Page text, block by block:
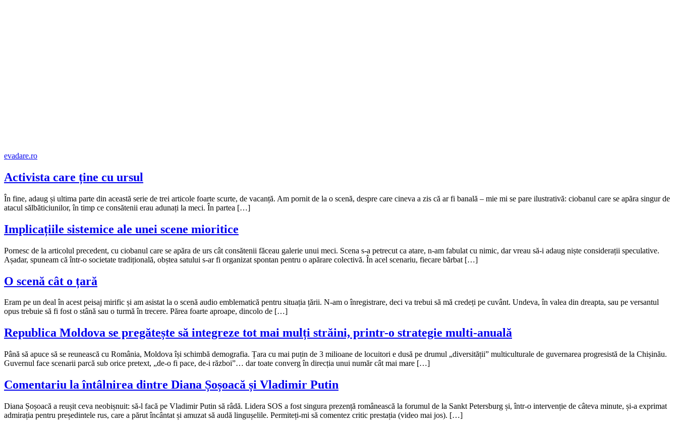
evadare.ro
Activista care ține cu ursul
În fine, adaug și ultima parte din această serie de trei articole foarte scurte, de vacanță. Am pornit de la o scenă, despre care cineva a zis că ar fi banală – mie mi se pare ilustrativă: ciobanul care se apăra singur de
atacul sălbăticiunilor, în timp ce consătenii erau adunați la meci. În partea […]
Implicațiile sistemice ale unei scene mioritice
Pornesc de la articolul precedent, cu ciobanul care se apăra de urs cât consătenii făceau galerie unui meci. Scena s-a petrecut ca atare, n-am fabulat cu nimic, dar vreau să-i adaug niște considerații speculative.
Așadar, spuneam că într-o societate tradițională, obștea satului s-ar fi organizat spontan pentru o apărare colectivă. În acel scenariu, fiecare bărbat […]
O scenă cât o țară
Eram pe un deal în acest peisaj mirific și am asistat la o scenă audio emblematică pentru situația țării. N-am o înregistrare, deci va trebui să mă credeți pe cuvânt. Undeva, în valea din dreapta, sau pe versantul
opus trebuie să fi fost o stână sau o turmă în trecere. Părea foarte aproape, dincolo de […]
Republica Moldova se pregătește să integreze tot mai mulți străini, printr-o strategie multi-anuală
Până să apuce să se reunească cu România, Moldova își schimbă demografia. Țara cu mai puțin de 3 milioane de locuitori e dusă pe drumul „diversității” multiculturale de guvernarea progresistă de la Chișinău.
Guvernul face scenarii parcă sub orice pretext, „de-o fi pace, de-i război”… dar toate converg în direcția unui număr cât mai mare […]
Comentariu la întâlnirea dintre Diana Șoșoacă și Vladimir Putin
Diana Șoșoacă a reușit ceva neobișnuit: să-l facă pe Vladimir Putin să râdă. Lidera SOS a fost singura prezență românească la forumul de la Sankt Petersburg și, într-o intervenție de câteva minute, și-a exprimat
admirația pentru președintele rus, care a părut încântat și amuzat să audă lingușelile. Permiteți-mi să comentez critic prestația (video mai jos). […]